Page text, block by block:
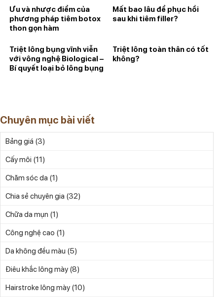
Ưu và nhược điểm của
phương pháp tiêm botox
thon gọn hàm
Mất bao lâu để phục hồi
sau khi tiêm filler?
Triệt lông bụng vĩnh viễn
với vông nghệ Biological –
Bí quyết loại bỏ lông bụng
Triệt lông toàn thân có tốt
không?
Chuyên mục bài viết
Bảng giá (3)
Cấy môi (11)
Chăm sóc da (1)
Chia sẻ chuyên gia (32)
Chữa da mụn (1)
Công nghệ cao (1)
Da không đều màu (5)
Điêu khắc lông mày (8)
Hairstroke lông mày (10)